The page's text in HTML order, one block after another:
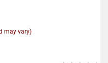
may vary)